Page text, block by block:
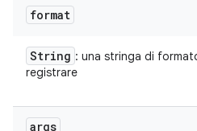
format
String : una stringa di
registrare
args